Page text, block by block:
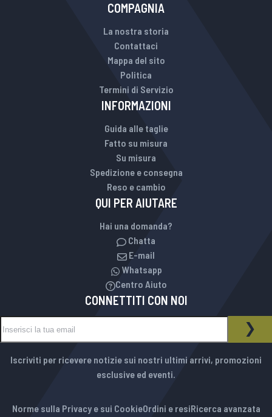
COMPAGNIA
La nostra storia
Contattaci
Mappa del sito
Politica
Termini di Servizio
INFORMAZIONI
Guida alle taglie
Fatto su misura
Su misura
Spedizione e consegna
Reso e cambio
QUI PER AIUTARE
Hai una domanda?
Chatta
E-mail
Whatsapp
Centro Aiuto
CONNETTITI CON NOI
NEWSLETTER
Iscriviti per ricevere notizie sui nostri ultimi arrivi, promozioni
esclusive ed eventi.
Norme sulla Privacy e sui CookieOrdini e resiRicerca avanzata